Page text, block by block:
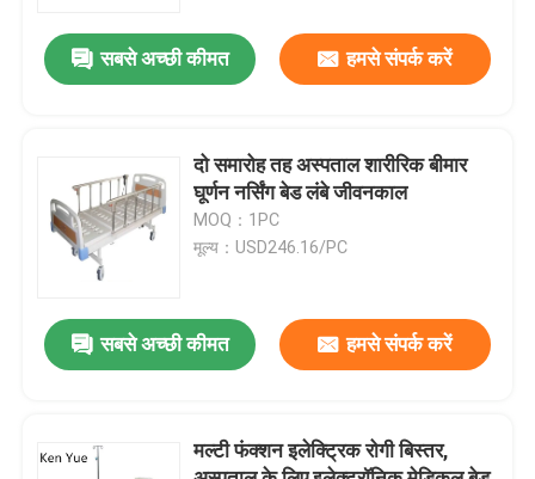
गुणवत्ता नियंत्रण
समाचार
मामले
प्रसूति तालिका सहायक उपकरण
सबसे अच्छी कीमत हमसे संपर्क करें
दो समारोह तह अस्पताल शारीरिक बीमार
घूर्णन नर्सिंग बेड लंबे जीवनकाल
MOQ：1PC
मूल्य：USD246.16/PC
सबसे अच्छी कीमत हमसे संपर्क करें
मल्टी फंक्शन इलेक्ट्रिक रोगी बिस्तर,